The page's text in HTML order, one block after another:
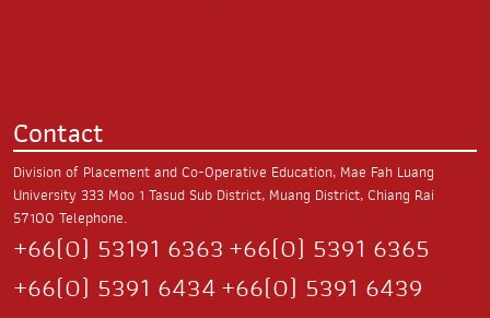
Contact
Division of Placement and Co-Operative Education, Mae Fah Luang
University 333 Moo 1 Tasud Sub District, Muang District, Chiang Rai
57100 Telephone.
+66(0) 53191 6363+66(0) 5391 6365
+66(0) 5391 6434+66(0) 5391 6439